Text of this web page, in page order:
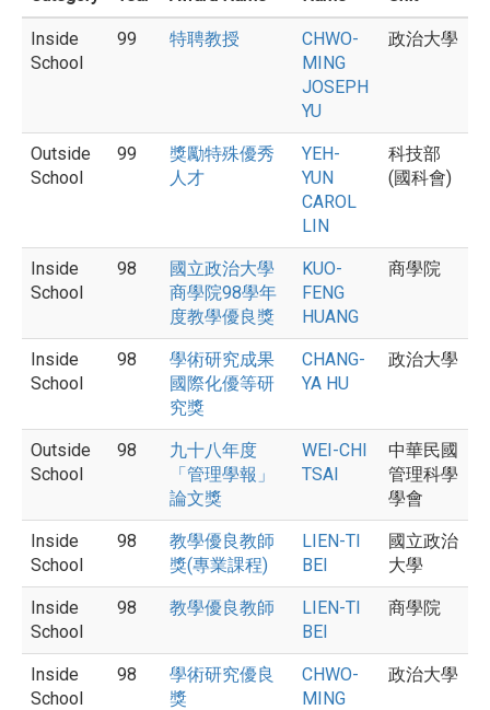
Inside
School
99 特聘教授
CHWO-
MING
JOSEPH
YU
政治大學
Outside
School
99
獎勵特殊優秀
人才
YEH-
YUN
CAROL
LIN
科技部
(國科會)
Inside
School
98
國立政治大學
商學院98學年
度教學優良獎
KUO-
FENG
HUANG
商學院
Inside
School
98
學術研究成果
國際化優等研
究獎
CHANG-
YA HU
政治大學
Outside
School
98
九十八年度
「管理學報」
論文獎
WEI-CHI
TSAI
中華民國
管理科學
學會
Inside
School
98
教學優良教師
獎(專業課程)
LIEN-TI
BEI
國立政治
大學
Inside
School
98 教學優良教師
LIEN-TI
BEI
商學院
Inside
School
98
學術研究優良
獎
CHWO-
MING
政治大學